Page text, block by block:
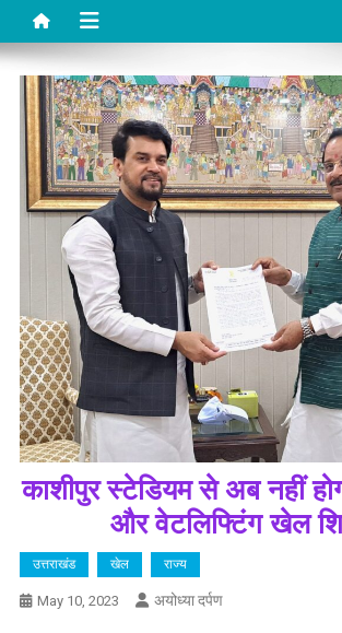
काशीपुर स्टेडियम से अब नहीं
और वेटलिफ्टिंग खेल
उत्तराखंड खेल राज्य
May 10, 2023 अयोध्या दर्पण